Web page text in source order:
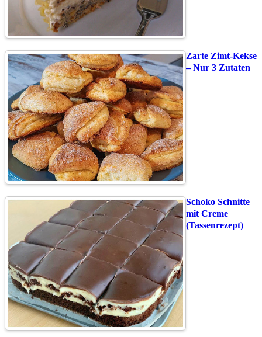
Zarte Zimt-Kekse
– Nur 3 Zutaten
Schoko Schnitte
mit Creme
(Tassenrezept)